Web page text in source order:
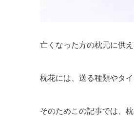
亡くなった方の枕元に供
枕花には、送る種類やタ
そのためこの記事では、